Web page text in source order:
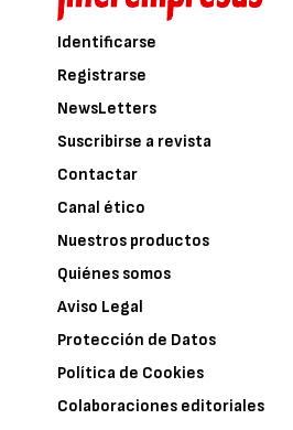
Identificarse
Registrarse
NewsLetters
Suscribirse a revista
Contactar
Canal ético
Nuestros productos
Quiénes somos
Aviso Legal
Protección de Datos
Política de Cookies
Colaboraciones editoriales